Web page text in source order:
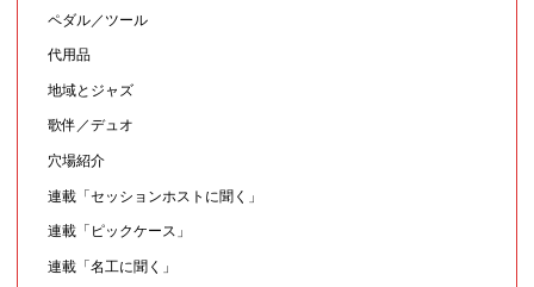
ペダル／ツール
代用品
地域とジャズ
歌伴／デュオ
穴場紹介
連載「セッションホストに聞く」
連載「ピックケース」
連載「名工に聞く」